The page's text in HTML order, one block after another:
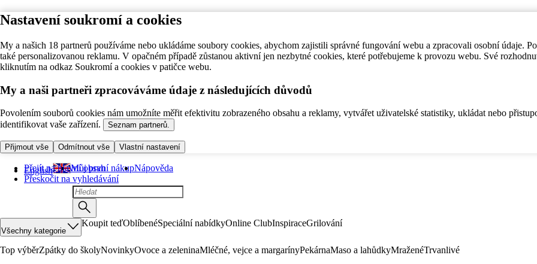
Nastavení soukromí a cookies
My a našich 18 partnerů používáme nebo ukládáme soubory cookies, abychom zajistili správné fungování webu a zpracovali osobní údaje.
také personalizovanou reklamu. V opačném případě zůstanou aktivní jen nezbytné cookies, které potřebujeme k provozu webu. Své
kliknutím na odkaz Soukromí a cookies v patičce webu.
My a naši partneři zpracováváme údaje z následujících důvodů
Povolením souborů cookies nám umožníte měřit efektivitu zobrazeného obsahu a reklamy, vytvářet uživatelské statistiky, ukládat nebo
identifikovat vaše zařízení.
Seznam partnerů.
Přijmout vše Odmítnout vše Vlastní nastavení
Přejít na hlavní obsah
Přeskočit na vyhledávání
English Můj první nákupNápověda
Všechny kategorie
Koupit teďOblíbenéSpeciální nabídkyOnline ClubInspiraceGrilování
Top výběrZpátky do školyNovinkyOvoce a zeleninaMléčné, vejce a margarínyPekárnaMaso a lahůdkyMraženéTrvanlivé